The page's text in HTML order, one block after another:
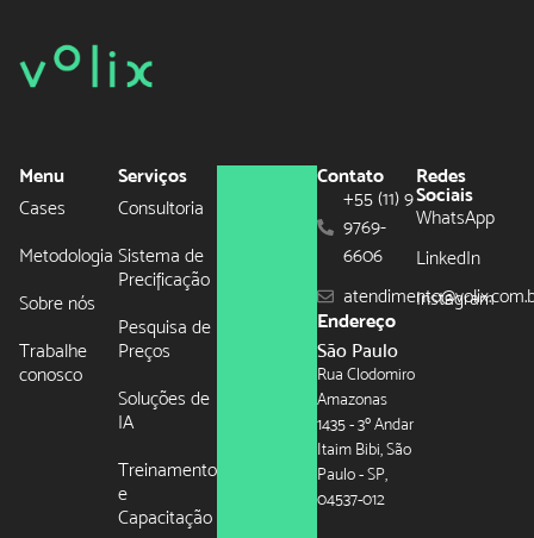
Menu
Cases
Metodologia
Sobre nós
Trabalhe
conosco
Serviços
Consultoria
Sistema de
Precificação
Pesquisa de
Preços
Soluções de
IA
Treinamento
e
Capacitação
Contato
+55 (11) 9
9769-
6606
Endereço
São Paulo
Rua Clodomiro
Amazonas
1435 - 3º Andar
Itaim Bibi, São
Paulo - SP,
04537-012
Redes
Sociais
WhatsApp
LinkedIn
Instagram